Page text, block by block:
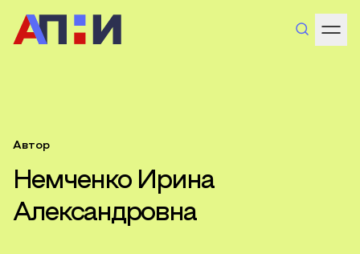
Автор
Немченко Ирина
Александровна